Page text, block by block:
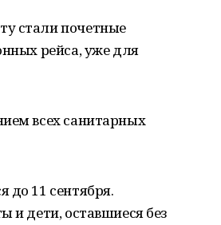
стали почетные
рейса, уже для
всех санитарных
до 11 сентября.
и дети, оставшиеся без